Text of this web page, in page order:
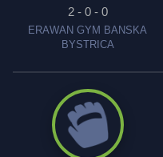
2 - 0 - 0
ERAWAN GYM BANSKA
BYSTRICA